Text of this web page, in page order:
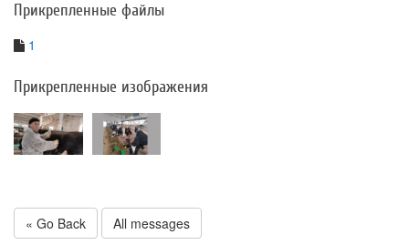
Прикрепленные файлы
1
Прикрепленные изображения
« Go Back All messages